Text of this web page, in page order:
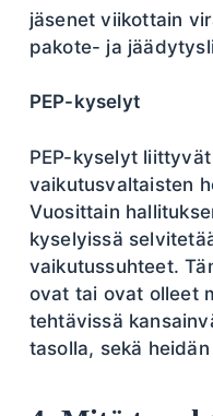
jäsenet viikottain
pakote- ja
PEP-kyselyt
PEP-kyselyt
vaikutusvaltaisten
Vuosittain
kyselyissä
vaikutussuhteet.
ovat tai ovat olleet
tehtävissä
tasolla, sekä